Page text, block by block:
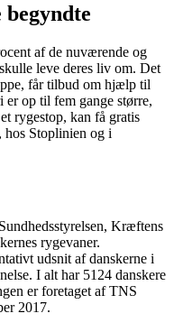
af de nuværende og
leve deres liv om. Det
får tilbud om hjælp til
op til fem gange større,
rygestop, kan få gratis
Stoplinien og i
Kræftens
rygevaner.
udsnit af danskerne i
I alt har 5124 danskere
er foretaget af TNS
2017.